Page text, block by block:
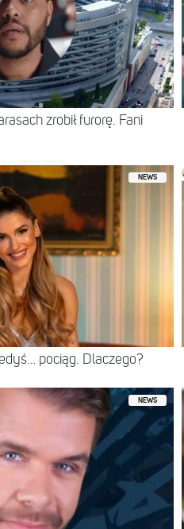
zrobił furorę. Fani
NEWS
pociąg. Dlaczego?
NEWS